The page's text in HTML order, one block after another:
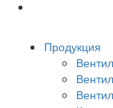
Продукция